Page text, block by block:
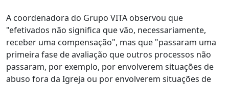
A coordenadora do Grupo VITA observou que
"efetivados não significa que vão, necessariamente,
receber uma compensação", mas que "passaram uma
primeira fase de avaliação que outros processos não
passaram, por exemplo, por envolverem situações de
abuso fora da Igreja ou por envolverem situações de